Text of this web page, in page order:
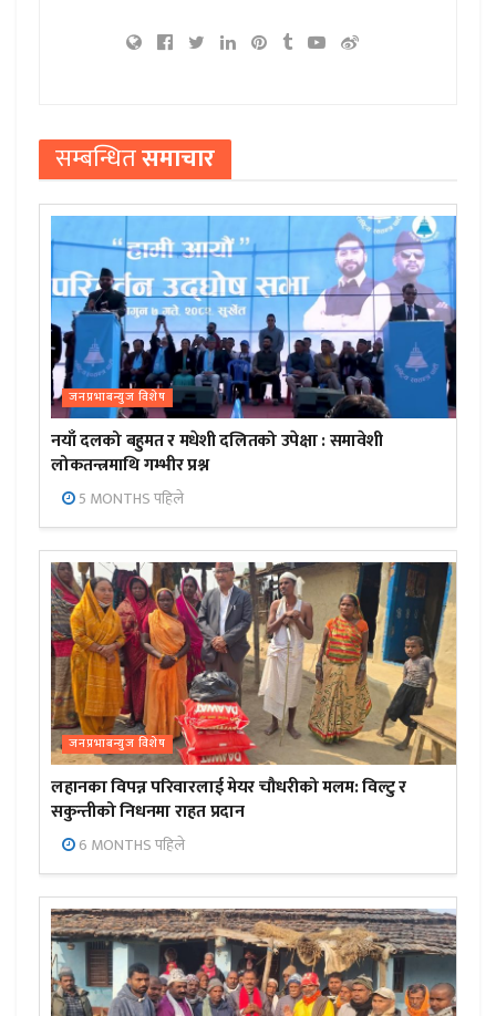
सम्बन्धितसमाचार
जनप्रभाबन्युज विशेष
नयाँ दलको बहुमत र मधेशी दलितको उपेक्षा : समावेशी
लोकतन्त्रमाथि गम्भीर प्रश्न
5 MONTHS पहिले
जनप्रभाबन्युज विशेष
लहानका विपन्न परिवारलाई मेयर चौधरीको मलम: विल्टु र
सकुन्तीको निधनमा राहत प्रदान
6 MONTHS पहिले